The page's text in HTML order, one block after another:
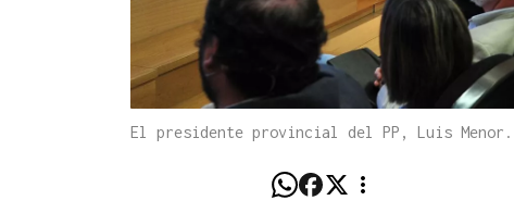
El presidente provincial del PP, Luis Menor.